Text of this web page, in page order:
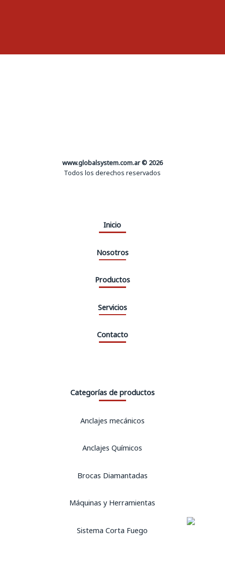
www.globalsystem.com.ar © 2026
Todos los derechos reservados
Inicio
Nosotros
Productos
Servicios
Contacto
Categorías de productos
Anclajes mecánicos
Anclajes Químicos
Brocas Diamantadas
Máquinas y Herramientas
Sistema Corta Fuego